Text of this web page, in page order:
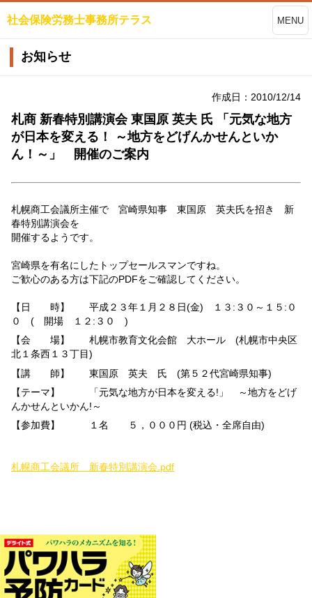
社会保険労務士事務所テラス MENU
お知らせ
作成日：2010/12/14
札商 新春特別講演会 東国原 英夫 氏 「元気な地方
が日本を変える！ ～地方をどげんかせんといか
ん！～」 開催のご案内
札幌商工会議所主催で 宮崎県知事 東国原 英夫氏を招き 新
春特別講演会を
開催するようです。
宮崎県を有名にしたトップセールスマンですね。
ご歓心のある方は下記のPDFをご確認してください。
【日 時】 平成２３年１月２８日(金) １３:３０～１５:０
０ ( 開場 １２:３０ )
【会 場】 札幌市教育文化会館 大ホール (札幌市中央区
北１条西１３丁目)
【講 師】 東国原 英夫 氏 (第５２代宮崎県知事)
【テーマ】 「元気な地方が日本を変える!」 ～地方をどげ
んかせんといかん!～
【参加費】 １名 ５，０００円 (税込・全席自由)
札幌商工会議所 新春特別講演会.pdf